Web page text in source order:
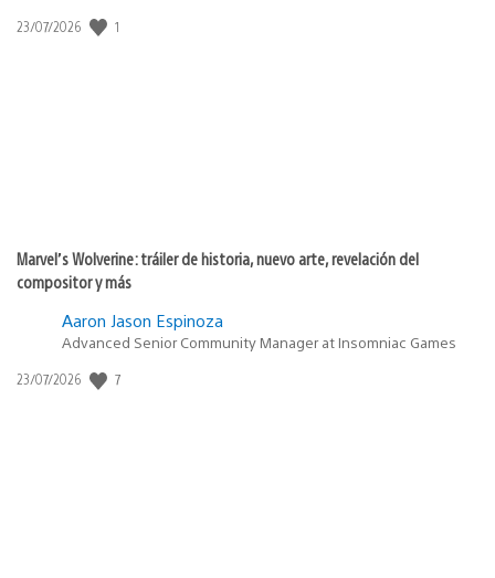
Fecha
23/07/2026 1
Marvel’s Wolverine: tráiler de historia, nuevo arte, revelación del
compositor y más
Aaron Jason Espinoza
Advanced Senior Community Manager at Insomniac Games
Fecha
23/07/2026 7